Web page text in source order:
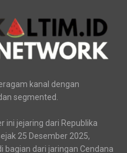
kanal dengan
segmented.
ini jejaring dari Republika
25 Desember 2025,
dari jaringan Cendana